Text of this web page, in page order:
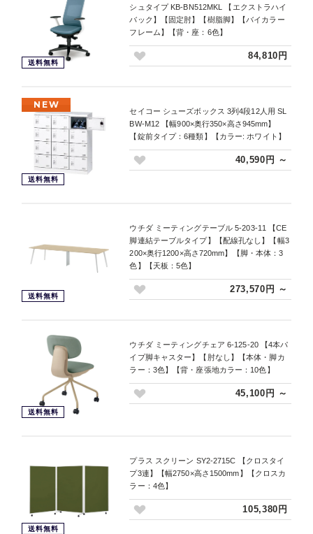
送料無料
シュタイプ KB-BN512MKL 【エクストラハイ
バック】【固定肘】【樹脂脚】【バイカラー
フレーム】【背・座：6色】
84,810円
NEW
送料無料
セイコー シューズボックス 3列4段12人用 SL
BW-M12 【幅900×奥行350×高さ945mm】
【錠前タイプ：6種類】【カラー: ホワイト】
40,590円 ～
送料無料
ウチダ ミーティングテーブル 5-203-11 【CE
脚連結テーブルタイプ】【配線孔なし】【幅3
200×奥行1200×高さ720mm】【脚・本体：3
色】【天板：5色】
273,570円 ～
送料無料
ウチダ ミーティングチェア 6-125-20 【4本パ
イプ脚キャスター】【肘なし】【本体・脚カ
ラー：3色】【背・座張地カラー：10色】
45,100円 ～
送料無料
プラス スクリーン SY2-2715C 【クロスタイ
プ3連】【幅2750×高さ1500mm】【クロスカ
ラー：4色】
105,380円